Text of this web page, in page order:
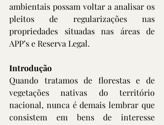
ambientais possam voltar a analisar os
pleitos de regularizações nas
propriedades situadas nas áreas de
APP’s e Reserva Legal.
Introdução
Quando tratamos de florestas e de
vegetações nativas do território
nacional, nunca é demais lembrar que
consistem em bens de interesse